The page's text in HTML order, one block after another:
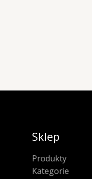
Sklep
Produkty
Kategorie